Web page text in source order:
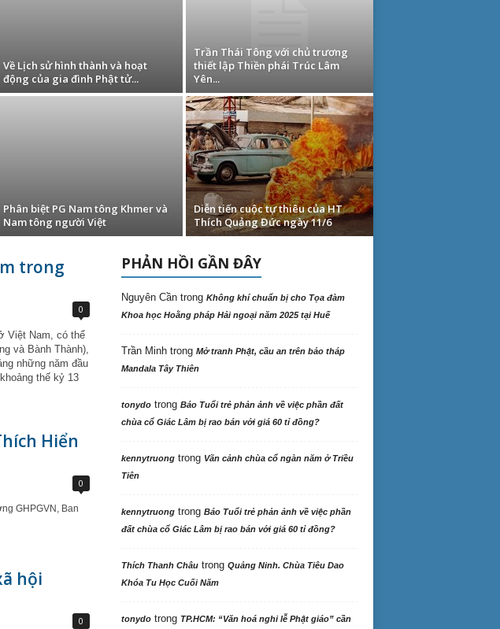
Về Lịch sử hình thành và hoạt
động của gia đình Phật tử...
Trần Thái Tông với chủ trương
thiết lập Thiền phái Trúc Lâm
Yên...
Phân biệt PG Nam tông Khmer và
Nam tông người Việt
Diễn tiến cuộc tự thiêu của HT
Thích Quảng Đức ngày 11/6
trong
0
Việt Nam, có thể
và Bành Thành),
những năm đầu
thế kỷ 13
Hiển
0
GHPGVN, Ban
hội
0
PHẢN HỒI GẦN ĐÂY
Nguyên Cầntrong Không khí chuẩn bị cho Tọa đàm
Khoa học Hoằng pháp Hải ngoại năm 2025 tại Huế
Trần Minhtrong Mở tranh Phật, cầu an trên bảo tháp
Mandala Tây Thiên
tonydotrong Báo Tuổi trẻ phản ảnh về việc phần đất
chùa cổ Giác Lâm bị rao bán với giá 60 tỉ đồng?
kennytruongtrong Vãn cảnh chùa cổ ngàn năm ở Triều
Tiên
kennytruongtrong Báo Tuổi trẻ phản ảnh về việc phần
đất chùa cổ Giác Lâm bị rao bán với giá 60 tỉ đồng?
Thích Thanh Châutrong Quảng Ninh. Chùa Tiêu Dao
Khóa Tu Học Cuối Năm
tonydotrong TP.HCM: “Văn hoá nghi lễ Phật giáo” cần